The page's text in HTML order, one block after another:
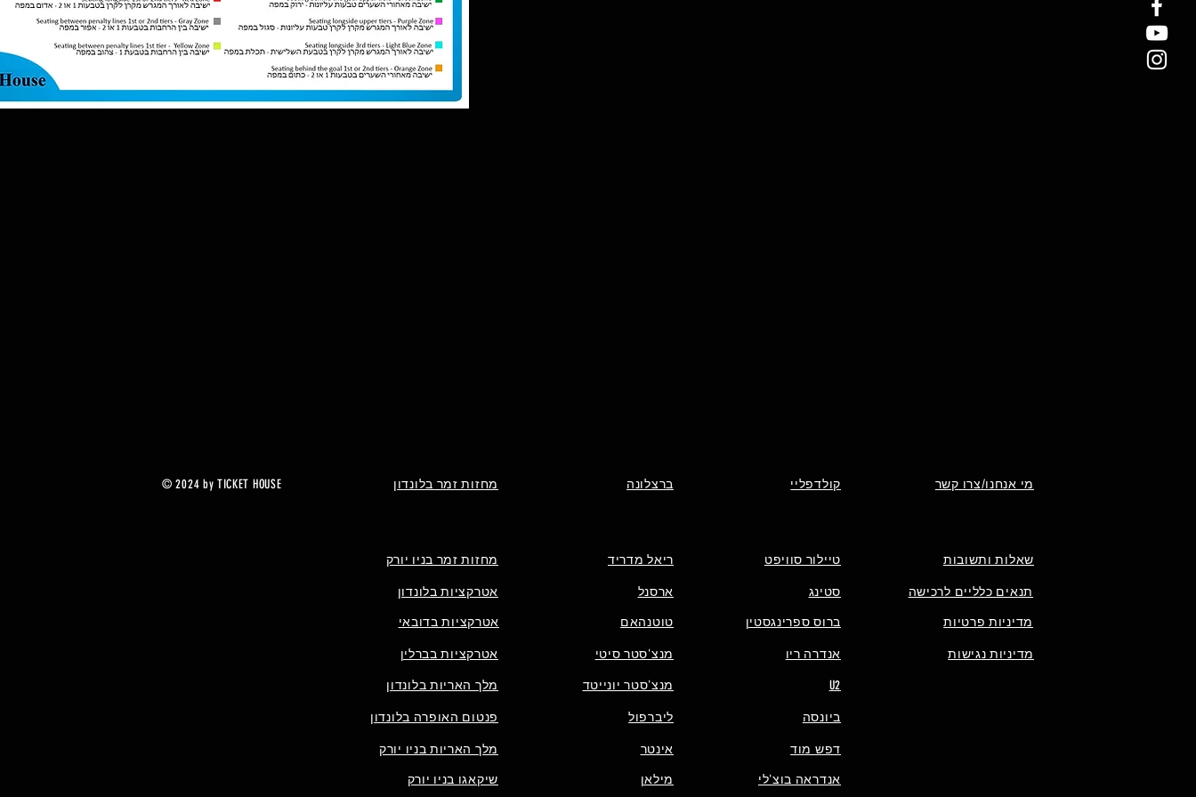
© 2024 by TICKET HOUSE מחזות זמר בלונדון ברצלונה קולדפליי מי אנחנו/צרו קשר
מחזות זמר בניו יורק
אטרקציות בלונדון
אטרקציות בדובאי
אטרקציות בברלין
מלך האריות בלונדון
פנטום האופרה בלונדון
מלך האריות בניו יורק
שיקאגו בניו יורק
ריאל מדריד
ארסנל
טוטנהאם
מנצ'סטר סיטי
מנצ'סטר יונייטד
ליברפול
אינטר
מילאן
טיילור סוויפט
סטינג
ברוס ספרינגסטין
אנדרה ריו
שאלות ותשובות
תנאים כלליים לרכישה
מדיניות פרטיות
מדיניות נגישות
U2
ביונסה
דפש מוד
אנדראה בוצ'לי